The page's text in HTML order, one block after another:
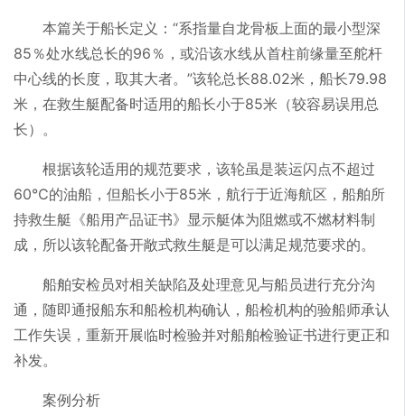
本篇关于船长定义：“系指量自龙骨板上面的最小型深
85％处水线总长的96％，或沿该水线从首柱前缘量至舵杆
中心线的长度，取其大者。”该轮总长88.02米，船长79.98
米，在救生艇配备时适用的船长小于85米（较容易误用总
长）。
根据该轮适用的规范要求，该轮虽是装运闪点不超过
60℃的油船，但船长小于85米，航行于近海航区，船舶所
持救生艇《船用产品证书》显示艇体为阻燃或不燃材料制
成，所以该轮配备开敞式救生艇是可以满足规范要求的。
船舶安检员对相关缺陷及处理意见与船员进行充分沟
通，随即通报船东和船检机构确认，船检机构的验船师承认
工作失误，重新开展临时检验并对船舶检验证书进行更正和
补发。
案例分析